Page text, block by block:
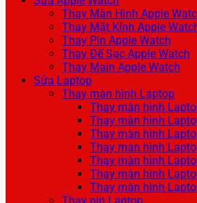
Thay Màn Hình Apple
Thay Mặt Kính Apple
Thay Pin Apple Watch
Thay Đế Sạc Apple Watch
Thay Main Apple Watch
Sửa Laptop
Thay màn hình Laptop
Thay màn hình
Thay màn hình
Thay màn hình
Thay màn hình
Thay màn hình
Thay màn hình
Thay màn hình